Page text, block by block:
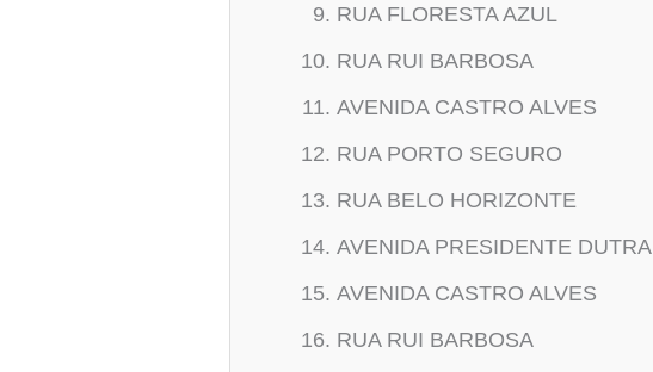
RUA FLORESTA AZUL
RUA RUI BARBOSA
AVENIDA CASTRO ALVES
RUA PORTO SEGURO
RUA BELO HORIZONTE
AVENIDA PRESIDENTE DUTRA
AVENIDA CASTRO ALVES
RUA RUI BARBOSA